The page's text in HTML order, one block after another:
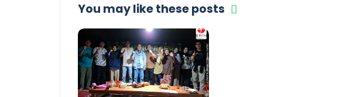
You may like these posts